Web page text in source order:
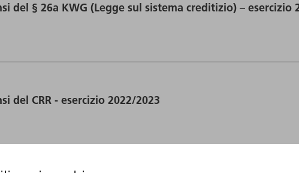
del § 26a KWG (Legge sul sistema creditizio) – esercizio
del CRR - esercizio 2022/2023